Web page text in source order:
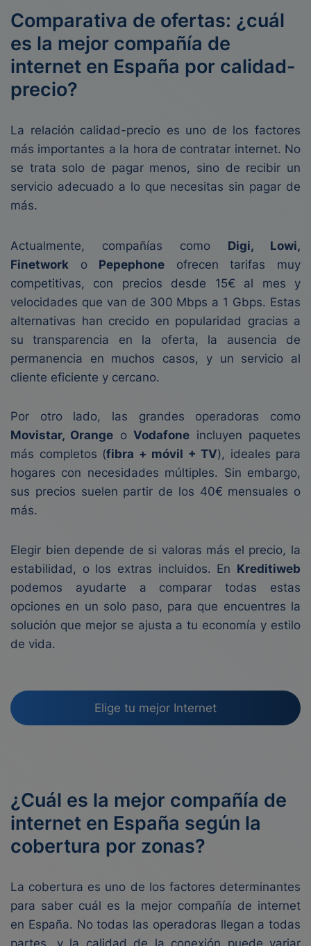
Comparativa de ofertas: ¿cuál
es la mejor compañía de
internet en España por calidad-
precio?
La relación calidad-precio es uno de los factores
más importantes a la hora de contratar internet. No
se trata solo de pagar menos, sino de recibir un
servicio adecuado a lo que necesitas sin pagar de
más.
Actualmente, compañías como Digi, Lowi,
Finetwork o Pepephone ofrecen tarifas muy
competitivas, con precios desde 15€ al mes y
velocidades que van de 300 Mbps a 1 Gbps. Estas
alternativas han crecido en popularidad gracias a
su transparencia en la oferta, la ausencia de
permanencia en muchos casos, y un servicio al
cliente eficiente y cercano.
Por otro lado, las grandes operadoras como
Movistar, Orange oVodafone incluyen paquetes
más completos (fibra + móvil + TV), ideales para
hogares con necesidades múltiples. Sin embargo,
sus precios suelen partir de los 40€ mensuales o
más.
Elegir bien depende de si valoras más el precio, la
estabilidad, o los extras incluidos. En Kreditiweb
podemos ayudarte a comparar todas estas
opciones en un solo paso, para que encuentres la
solución que mejor se ajusta a tu economía y estilo
de vida.
Elige tu mejor Internet
¿Cuál es la mejor compañía de
internet en España según la
cobertura por zonas?
La cobertura es uno de los factores determinantes
para saber cuál es la mejor compañía de internet
en España. No todas las operadoras llegan a todas
partes, y la calidad de la conexión puede variar